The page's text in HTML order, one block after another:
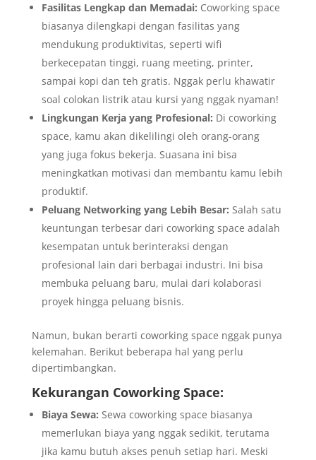
Fasilitas Lengkap dan Memadai: Coworking space
biasanya dilengkapi dengan fasilitas yang
mendukung produktivitas, seperti wifi
berkecepatan tinggi, ruang meeting, printer,
sampai kopi dan teh gratis. Nggak perlu khawatir
soal colokan listrik atau kursi yang nggak nyaman!
Lingkungan Kerja yang Profesional: Di coworking
space, kamu akan dikelilingi oleh orang-orang
yang juga fokus bekerja. Suasana ini bisa
meningkatkan motivasi dan membantu kamu lebih
produktif.
Peluang Networking yang Lebih Besar: Salah satu
keuntungan terbesar dari coworking space adalah
kesempatan untuk berinteraksi dengan
profesional lain dari berbagai industri. Ini bisa
membuka peluang baru, mulai dari kolaborasi
proyek hingga peluang bisnis.
Namun, bukan berarti coworking space nggak punya
kelemahan. Berikut beberapa hal yang perlu
dipertimbangkan.
Kekurangan Coworking Space:
Biaya Sewa: Sewa coworking space biasanya
memerlukan biaya yang nggak sedikit, terutama
jika kamu butuh akses penuh setiap hari. Meski